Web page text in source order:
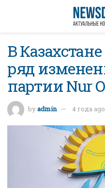
В
ряд
партии Nur
byadmin 4 года ago